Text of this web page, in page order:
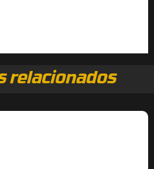
relacionados